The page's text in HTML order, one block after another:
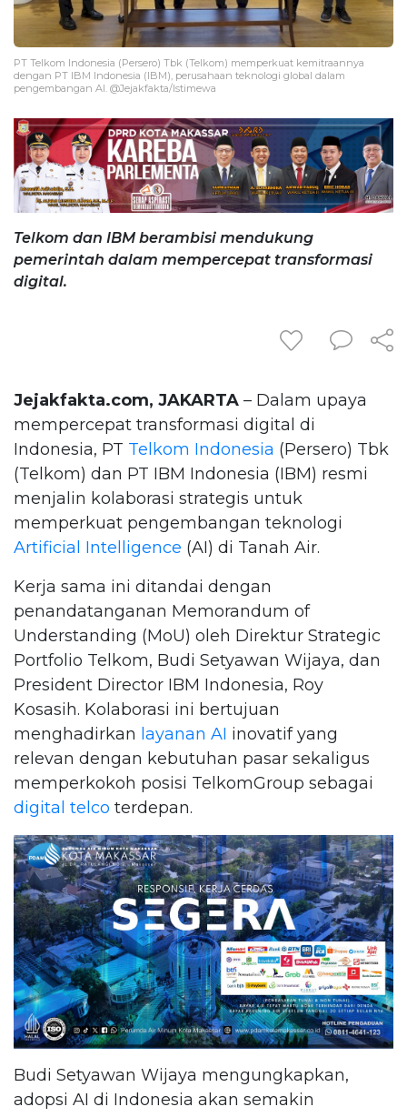
PT Telkom Indonesia (Persero) Tbk (Telkom) memperkuat kemitraannya
dengan PT IBM Indonesia (IBM), perusahaan teknologi global dalam
pengembangan AI. @Jejakfakta/Istimewa
Telkom dan IBM berambisi mendukung
pemerintah dalam mempercepat transformasi
digital.
Jejakfakta.com, JAKARTA – Dalam upaya
mempercepat transformasi digital di
Indonesia, PT Telkom Indonesia (Persero) Tbk
(Telkom) dan PT IBM Indonesia (IBM) resmi
menjalin kolaborasi strategis untuk
memperkuat pengembangan teknologi
Artificial Intelligence (AI) di Tanah Air.
Kerja sama ini ditandai dengan
penandatanganan Memorandum of
Understanding (MoU) oleh Direktur Strategic
Portfolio Telkom, Budi Setyawan Wijaya, dan
President Director IBM Indonesia, Roy
Kosasih. Kolaborasi ini bertujuan
menghadirkan layanan AI inovatif yang
relevan dengan kebutuhan pasar sekaligus
memperkokoh posisi TelkomGroup sebagai
digital telco terdepan.
Budi Setyawan Wijaya mengungkapkan,
adopsi AI di Indonesia akan semakin